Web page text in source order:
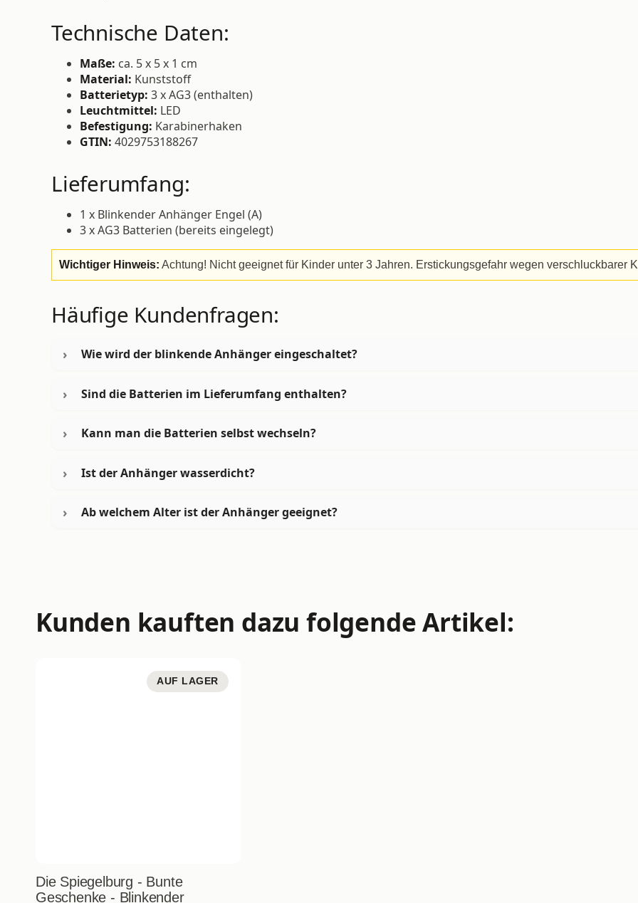
Technische Daten:
Maße: ca. 5 x 5 x 1 cm
Material: Kunststoff
Batterietyp: 3 x AG3 (enthalten)
Leuchtmittel: LED
Befestigung: Karabinerhaken
GTIN: 4029753188267
Lieferumfang:
1 x Blinkender Anhänger Engel (A)
3 x AG3 Batterien (bereits eingelegt)
Wichtiger Hinweis: Achtung! Nicht geeignet für Kinder unter 3 Jahren. Erstickungsgefahr wegen verschluckbarer
Häufige Kundenfragen:
Wie wird der blinkende Anhänger eingeschaltet?
Sind die Batterien im Lieferumfang enthalten?
Kann man die Batterien selbst wechseln?
Ist der Anhänger wasserdicht?
Ab welchem Alter ist der Anhänger geeignet?
Kunden kauften dazu folgende Artikel:
AUF LAGER
Die Spiegelburg - Bunte
Geschenke - Blinkender